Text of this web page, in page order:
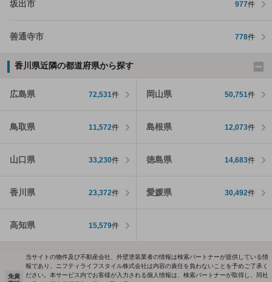
坂出市 977件
善通寺市 778件
香川県近隣の都道府県から探す
広島県 72,531件 岡山県 50,751件
鳥取県 11,572件 島根県 12,073件
山口県 33,230件 徳島県 14,683件
香川県 23,372件 愛媛県 30,492件
高知県 15,579件
免責
当サイトの物件及び不動産会社、外壁塗装業者の情報は検索パートナーが提供している情
報であり、ニフティライフスタイル株式会社は内容の責任を負わないことを予めご了承く
ださい。本サービス内でお客様が入力される個人情報は、検索パートナーが取得し、同社